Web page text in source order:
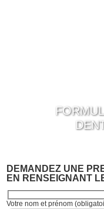
DEMANDEZ UNE
EN RENSEIGNANT
Votre nom et prénom